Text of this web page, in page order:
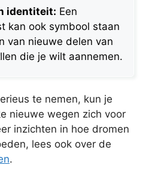
identiteit: Een
kan ook symbool staan
van nieuwe delen van
die je wilt aannemen.
te nemen, kun je
nieuwe wegen zich voor
inzichten in hoe dromen
lees ook over de
.